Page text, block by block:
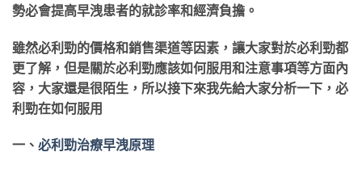
勢必會提高早洩患者的就診率和經濟負擔。
雖然必利勁的價格和銷售渠道等因素，讓大家對於必利勁都
更了解，但是關於必利勁應該如何服用和注意事項等方面內
容，大家還是很陌生，所以接下來我先給大家分析一下， 必
利勁在如何服用
一、 必利勁治療早洩原理